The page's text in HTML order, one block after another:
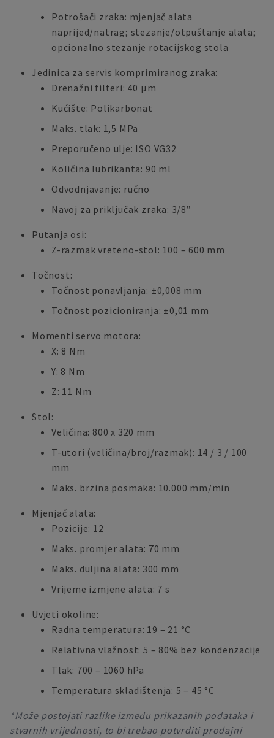
Potrošači zraka: mjenjač alata
naprijed/natrag; stezanje/otpuštanje alata;
opcionalno stezanje rotacijskog stola
Jedinica za servis komprimiranog zraka:
Drenažni filteri: 40 μm
Kućište: Polikarbonat
Maks. tlak: 1,5 MPa
Preporučeno ulje: ISO VG32
Količina lubrikanta: 90 ml
Odvodnjavanje: ručno
Navoj za priključak zraka: 3/8”
Putanja osi:
Z-razmak vreteno-stol: 100 – 600 mm
Točnost:
Točnost ponavljanja: ±0,008 mm
Točnost pozicioniranja: ±0,01 mm
Momenti servo motora:
X: 8 Nm
Y: 8 Nm
Z: 11 Nm
Stol:
Veličina: 800 x 320 mm
T-utori (veličina/broj/razmak): 14 / 3 / 100
mm
Maks. brzina posmaka: 10.000 mm/min
Mjenjač alata:
Pozicije: 12
Maks. promjer alata: 70 mm
Maks. duljina alata: 300 mm
Vrijeme izmjene alata: 7 s
Uvjeti okoline:
Radna temperatura: 19 – 21 °C
Relativna vlažnost: 5 – 80% bez kondenzacije
Tlak: 700 – 1060 hPa
Temperatura skladištenja: 5 – 45 °C
*Može postojati razlike između prikazanih podataka i
stvarnih vrijednosti, to bi trebao potvrditi prodajni